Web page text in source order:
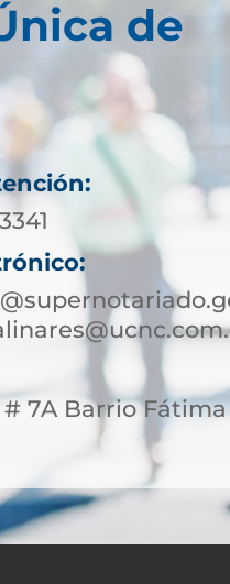
de
# 7A Barrio Fátima